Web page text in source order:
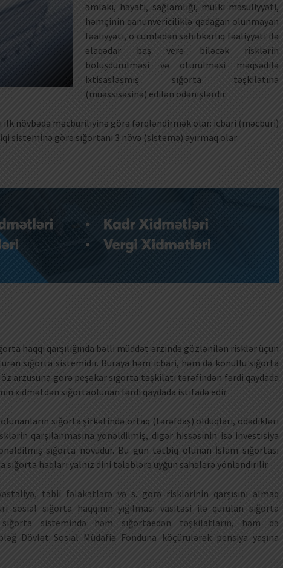
əmlakı, həyatı, sağlamlığı, mülki məsuliyyəti,
həmçinin qanunvericiliklə qadağan olunmayan
fəaliyyəti, o cümlədən sahibkarlıq fəaliyyəti ilə
əlaqədar baş verə biləcək risklərin
bölüşdürülməsi və ötürülməsi məqsədilə
ixtisaslaşmış sığorta təşkilatına
(müəssisəsinə) edilən ödənişlərdir.
ilk növbədə məcburiliyinə görə fərqləndirmək olar: icbari (məcburi)
sisteminə görə sığortanı 3 növə (sistemə) ayırmaq olar:
haqqı qarşılığında bəlli müddət ərzində gözlənilən risklər üçün
sığorta sistemidir. Buraya həm icbari, həm də könüllü sığorta
arzusuna görə peşəkar sığorta təşkilatı tərəfindən fərdi qaydada
xidmətdən sığortaolunan fərdi qaydada istifadə edir.
sığorta şirkətində ortaq (tərəfdaş) olduqları, ödədikləri
qarşılanmasına yönəldilmiş, digər hissəsinin isə investisiya
sığorta növüdür. Bu gün tətbiq olunan İslam sığortası
sığorta haqları yalnız dini tələblərə uyğun sahələrə yönləndirilir.
təbii fəlakətlərə və s. görə risklərinin qarşısını almaq
sığorta haqqının yığılması vasitəsi ilə qurulan sığorta
sistemində həm sığortaedən təşkilatların, həm də
Dövlət Sosial Müdafiə Fonduna köçürülərək pensiya yaşına